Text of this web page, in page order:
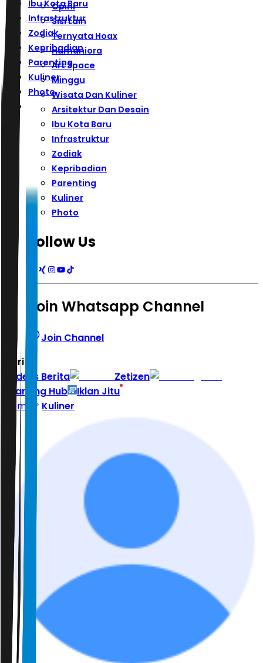
Ibu Kota Baru
Infrastruktur
Zodiak
Kepribadian
Parenting
Kuliner
Photo
Opini
Sisi Lain
Ternyata Hoax
Humaniora
Art Space
Minggu
Wisata Dan Kuliner
Arsitektur Dan Desain
Ibu Kota Baru
Infrastruktur
Zodiak
Kepribadian
Parenting
Kuliner
Photo
Follow Us
Join Whatsapp Channel
Join Channel
Hari ini
Indeks Berita
Zetizen
Learning Hub
Iklan Jitu
Home
Kuliner